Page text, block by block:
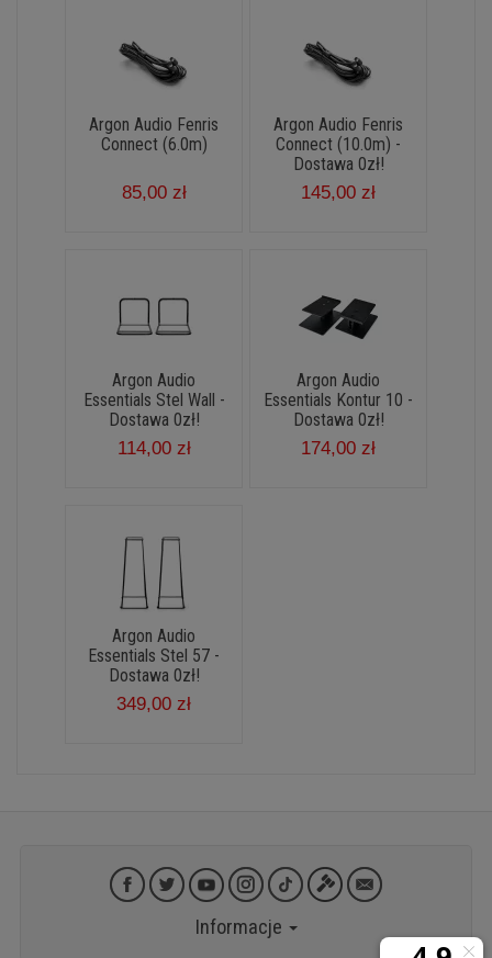
Argon Audio Fenris
Connect (6.0m)
85,00 zł
Argon Audio Fenris
Connect (10.0m) -
Dostawa 0zł!
145,00 zł
Argon Audio
Essentials Stel Wall -
Dostawa 0zł!
114,00 zł
Argon Audio
Essentials Kontur 10 -
Dostawa 0zł!
174,00 zł
Argon Audio
Essentials Stel 57 -
Dostawa 0zł!
349,00 zł
Informacje